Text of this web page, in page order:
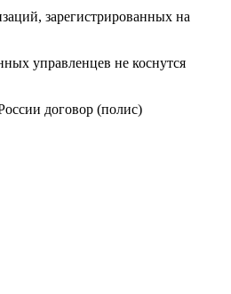
зарегистрированных на
управленцев не коснутся
договор (полис)